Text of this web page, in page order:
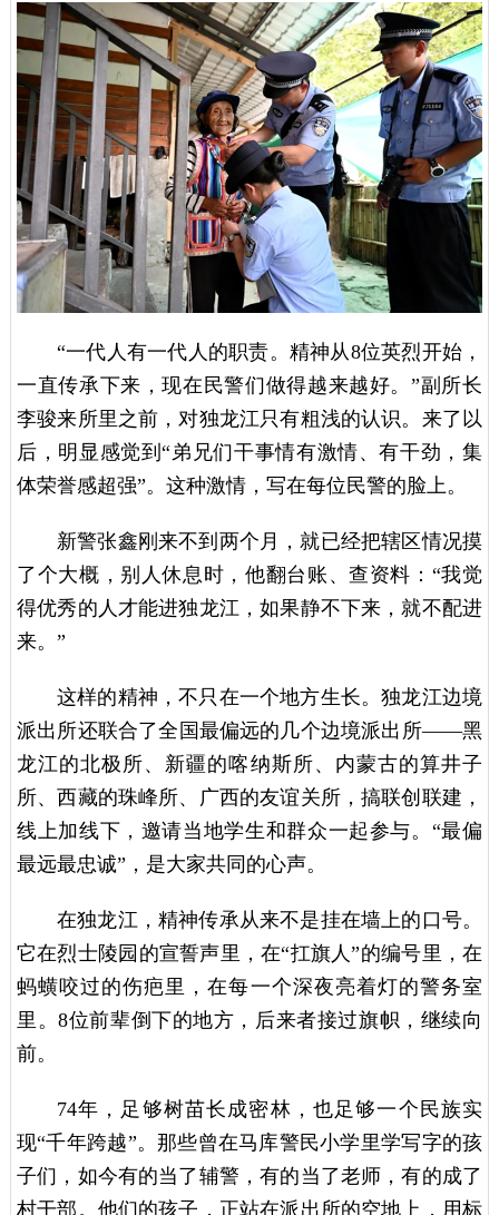
“一代人有一代人的职责。精神从8位英烈开始，
一直传承下来，现在民警们做得越来越好。”副所长
李骏来所里之前，对独龙江只有粗浅的认识。来了以
后，明显感觉到“弟兄们干事情有激情、有干劲，集
体荣誉感超强”。这种激情，写在每位民警的脸上。
新警张鑫刚来不到两个月，就已经把辖区情况摸
了个大概，别人休息时，他翻台账、查资料：“我觉
得优秀的人才能进独龙江，如果静不下来，就不配进
来。”
这样的精神，不只在一个地方生长。独龙江边境
派出所还联合了全国最偏远的几个边境派出所——黑
龙江的北极所、新疆的喀纳斯所、内蒙古的算井子
所、西藏的珠峰所、广西的友谊关所，搞联创联建，
线上加线下，邀请当地学生和群众一起参与。“最偏
最远最忠诚”，是大家共同的心声。
在独龙江，精神传承从来不是挂在墙上的口号。
它在烈士陵园的宣誓声里，在“扛旗人”的编号里，在
蚂蟥咬过的伤疤里，在每一个深夜亮着灯的警务室
里。8位前辈倒下的地方，后来者接过旗帜，继续向
前。
74年，足够树苗长成密林，也足够一个民族实
现“千年跨越”。那些曾在马库警民小学里学写字的孩
子们，如今有的当了辅警，有的当了老师，有的成了
村干部。他们的孩子，正站在派出所的空地上，用标